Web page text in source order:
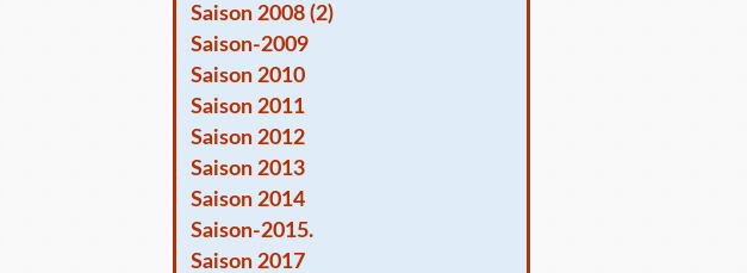
Saison 2008 (2)
Saison-2009
Saison 2010
Saison 2011
Saison 2012
Saison 2013
Saison 2014
Saison-2015.
Saison 2017